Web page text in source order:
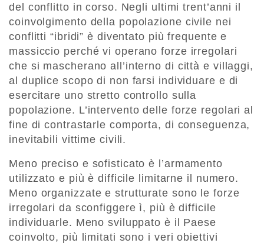
del conflitto in corso. Negli ultimi trent’anni il
coinvolgimento della popolazione civile nei
conflitti “ibridi” è diventato più frequente e
massiccio perché vi operano forze irregolari
che si mascherano all’interno di città e villaggi,
al duplice scopo di non farsi individuare e di
esercitare uno stretto controllo sulla
popolazione. L’intervento delle forze regolari al
fine di contrastarle comporta, di conseguenza,
inevitabili vittime civili.
Meno preciso e sofisticato è l’armamento
utilizzato e più è difficile limitarne il numero.
Meno organizzate e strutturate sono le forze
irregolari da sconfiggere ì, più è difficile
individuarle. Meno sviluppato è il Paese
coinvolto, più limitati sono i veri obiettivi